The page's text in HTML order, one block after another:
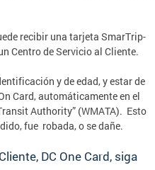
recibir una tarjeta SmarTrip-
Centro de Servicio al Cliente.
y de edad, y estar de
Card, automáticamente en el
Authority” (WMATA). Esto
fue robada, o se dañe.
DC One Card, siga